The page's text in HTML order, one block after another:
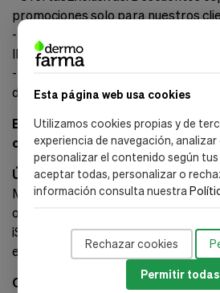
Esta página web usa cookies
Utilizamos cookies propias y de
experiencia de navegación,
personalizar el contenido según
aceptar todas, personalizar o
información consulta nuestra
Rechazar cookies
Permitir todas
promociones solo para nuestros
-
llegue en perfectas condiciones.
-
dudas y consultas.
Elige Dermofarma para una
confiable y satisfactoria.
Únete a la Familia de Apivita
Mantente al día con los últimos
ofertas exclusivas y nuevos
¡Suscríbete ahora y recibe un 10%
en tu primera compra!
Comprar en Dermofarma es